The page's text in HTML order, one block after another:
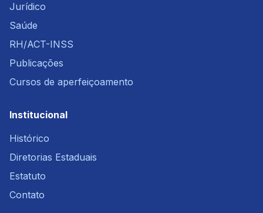
Jurídico
Saúde
RH/ACT-INSS
Publicações
Cursos de aperfeiçoamento
Institucional
Histórico
Diretorias Estaduais
Estatuto
Contato